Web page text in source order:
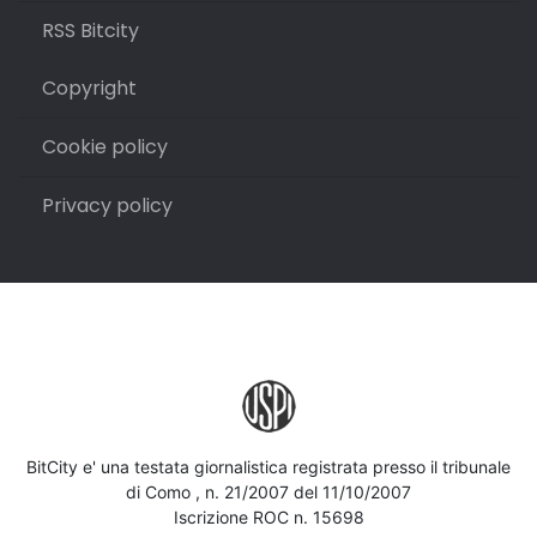
RSS Bitcity
Copyright
Cookie policy
Privacy policy
BitCity e' una testata giornalistica registrata presso il tribunale
di Como , n. 21/2007 del 11/10/2007
Iscrizione ROC n. 15698